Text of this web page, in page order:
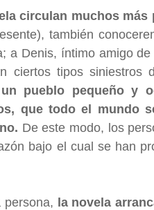
circulan muchos más
también
a Denis, íntimo amigo
ciertos tipos siniestros
pueblo pequeño y
que todo el mundo
De este modo, los
bajo el cual se han
persona, la novela